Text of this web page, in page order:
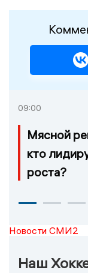
09:00
Мясной
кто
роста?
Новости СМИ2
Наш